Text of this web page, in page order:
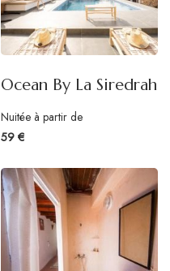
Ocean By La Siredrah
Nuitée à partir de
59 €